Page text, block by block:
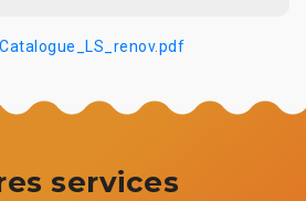
Catalogue_LS_renov.pdf
services